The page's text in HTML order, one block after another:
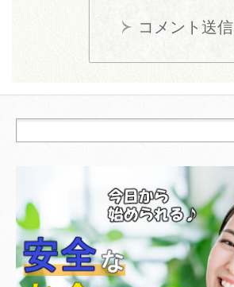
コメント送信